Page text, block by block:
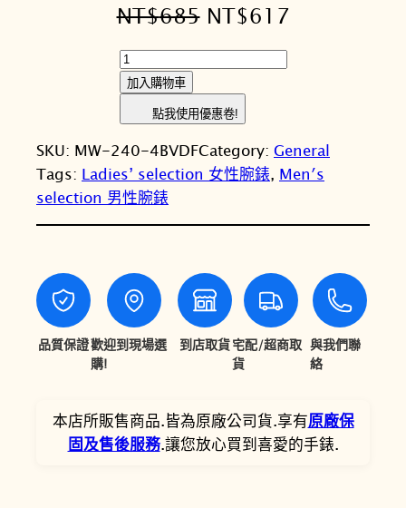
NT$685 原
始
價
格
：
N
6
8
5
NT$617目
N
1
C
A
I
O
卡
西
歐
W
-
4
4
B
V
加入購物車
點我使用優惠卷!
SKU: MW-240-4BVDFCategory: General
Tags: Ladies’ selection 女性腕錶, Men′s
selection 男性腕錶
品質保證歡迎到現場選
購!
到店取貨宅配/超商取
貨
與我們聯
絡
本店所販售商品.皆為原廠公司貨.享有原廠保
固及售後服務.讓您放心買到喜愛的手錶.